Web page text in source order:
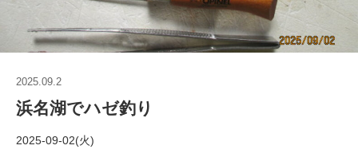
2025.09.2
浜名湖でハゼ釣り
2025-09-02(火)